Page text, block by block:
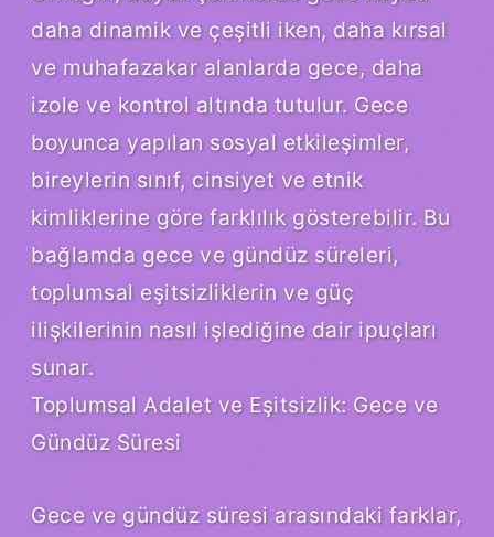
daha dinamik ve çeşitli iken, daha kırsal
ve muhafazakar alanlarda gece, daha
izole ve kontrol altında tutulur. Gece
boyunca yapılan sosyal etkileşimler,
bireylerin sınıf, cinsiyet ve etnik
kimliklerine göre farklılık gösterebilir. Bu
bağlamda gece ve gündüz süreleri,
toplumsal eşitsizliklerin ve güç
ilişkilerinin nasıl işlediğine dair ipuçları
sunar.
Toplumsal Adalet ve Eşitsizlik: Gece ve
Gündüz Süresi
Gece ve gündüz süresi arasındaki farklar,